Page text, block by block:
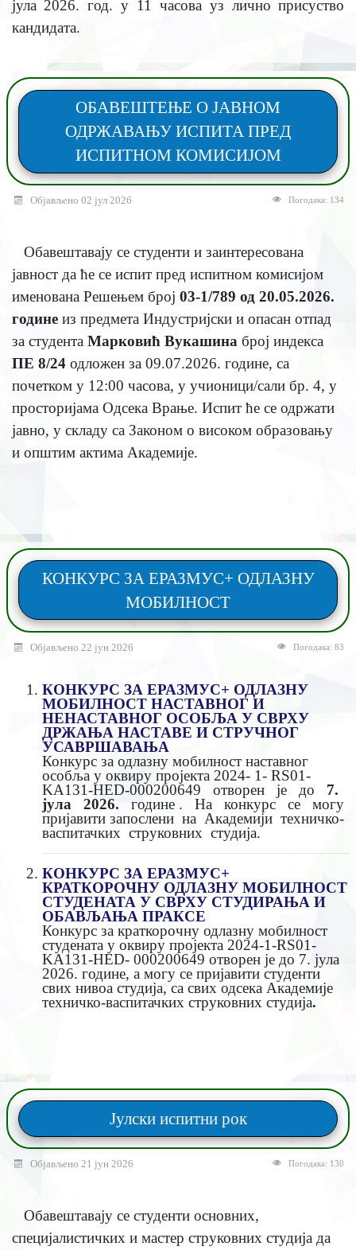
јула 2026. год. у 11 часова уз лично присуство
кандидата.
ОБАВЕШТЕЊЕ О ЈАВНОМ
ОДРЖАВАЊУ ИСПИТА ПРЕД
ИСПИТНОМ КОМИСИЈОМ
Објављено 02 јул 2026 Погодака: 134
Обавештавају се студенти и заинтересована
јавност да ће се испит пред испитном комисијом
именована Решењем број 03-1/789 од 20.05.2026.
годинеиз предмета Индустријски и опасан отпад
за студента Марковић Вукашина број индекса
ПЕ 8/24 одложен за 09.07.2026. године, са
почетком у 12:00 часова, у учионици/сали бр. 4, у
просторијама Одсека Врање. Испит ће се одржати
јавно, у складу са Законом о високом образовању
и општим актима Академије.
КОНКУРС ЗА ЕРАЗМУС+ ОДЛАЗНУ
МОБИЛНОСТ
Објављено 22 јун 2026 Погодака: 83
КОНКУРС ЗА ЕРАЗМУС+ ОДЛАЗНУ
МОБИЛНОСТ НАСТАВНОГ И
НЕНАСТАВНОГ ОСОБЉА У СВРХУ
ДРЖАЊА НАСТАВЕ И СТРУЧНОГ
УСАВРШАВАЊА
Конкурс за одлазну мобилност наставног
особља у оквиру пројекта 2024- 1- RS01-
KA131-HED-000200649 отворен је до 7.
јула 2026. године . На конкурс се могу
пријавити запослени на Академији техничко-
васпитачких струковних студија.
КОНКУРС ЗА ЕРАЗМУС+
КРАТКОРОЧНУ ОДЛАЗНУ МОБИЛНОСТ
СТУДЕНАТА У СВРХУ СТУДИРАЊА И
ОБАВЉАЊА ПРАКСЕ
Конкурс за краткорочну одлазну мобилност
студената у оквиру пројекта 2024-1-RS01-
KA131-HED- 000200649 отворен је до 7. јула
2026. године, а могу се пријавити студенти
свих нивоа студија, са свих одсека Академије
техничко-васпитачких струковних студија.
Јулски испитни рок
Објављено 21 јун 2026 Погодака: 130
Обавештавају се студенти основних,
специјалистичких и мастер струковних студија да